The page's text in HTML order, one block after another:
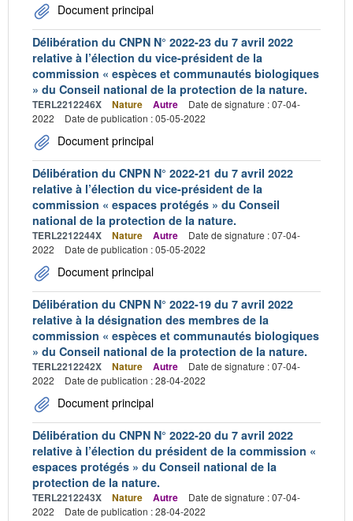
Document principal
Délibération du CNPN N° 2022-23 du 7 avril 2022
relative à l’élection du vice-président de la
commission « espèces et communautés biologiques
» du Conseil national de la protection de la nature.
TERL2212246X Nature Autre
Date de signature : 07-04-
2022
Date de publication : 05-05-2022
Document principal
Délibération du CNPN N° 2022-21 du 7 avril 2022
relative à l’élection du vice-président de la
commission « espaces protégés » du Conseil
national de la protection de la nature.
TERL2212244X Nature Autre
Date de signature : 07-04-
2022
Date de publication : 05-05-2022
Document principal
Délibération du CNPN N° 2022-19 du 7 avril 2022
relative à la désignation des membres de la
commission « espèces et communautés biologiques
» du Conseil national de la protection de la nature.
TERL2212242X Nature Autre
Date de signature : 07-04-
2022
Date de publication : 28-04-2022
Document principal
Délibération du CNPN N° 2022-20 du 7 avril 2022
relative à l’élection du président de la commission «
espaces protégés » du Conseil national de la
protection de la nature.
TERL2212243X Nature Autre
Date de signature : 07-04-
2022
Date de publication : 28-04-2022